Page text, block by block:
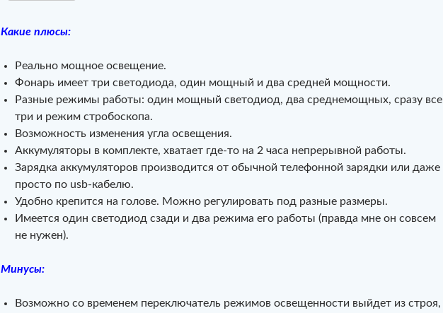
Какие плюсы:
Реально мощное освещение.
Фонарь имеет три светодиода, один мощный и два средней мощности.
Разные режимы работы: один мощный светодиод, два среднемощных, сразу все
три и режим стробоскопа.
Возможность изменения угла освещения.
Аккумуляторы в комплекте, хватает где-то на 2 часа непрерывной работы.
Зарядка аккумуляторов производится от обычной телефонной зарядки или даже
просто по usb-кабелю.
Удобно крепится на голове. Можно регулировать под разные размеры.
Имеется один светодиод сзади и два режима его работы (правда мне он совсем
не нужен).
Минусы:
Возможно со временем переключатель режимов освещенности выйдет из строя,